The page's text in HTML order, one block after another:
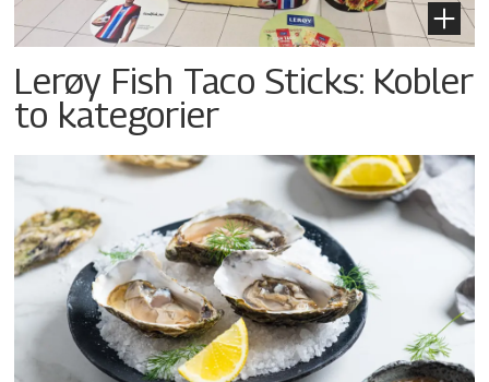
Lerøy Fish Taco Sticks: Kobler
to kategorier